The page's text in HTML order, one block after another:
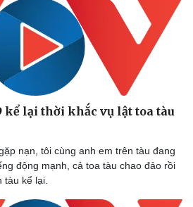
kể lại thời khắc vụ lật toa tàu
nạn, tôi cùng anh em trên tàu đang
động mạnh, cả toa tàu chao đảo rồi
tàu kể lại.